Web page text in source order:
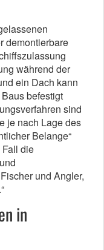
demontierbare
während der
ein Dach kann
befestigt
sind
je nach Lage des
Belange“
die
und Angler,
in